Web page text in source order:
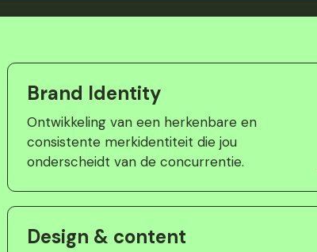
Brand Identity
Ontwikkeling van een herkenbare en
consistente merkidentiteit die jou
onderscheidt van de concurrentie.
Design & content